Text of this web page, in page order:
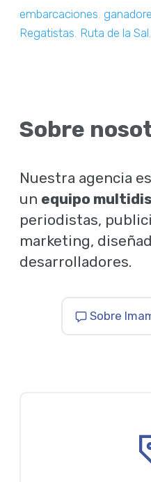
embarcaciones,
Regatistas, Ruta de la Sal
Sobre
Nuestra agencia
un equipo
periodistas,
marketing,
desarrolladores.
Sobre